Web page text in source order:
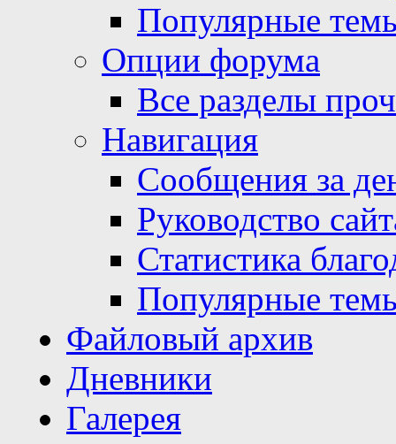
Популярные
Опции форума
Все разделы
Навигация
Сообщения за
Руководство
Статистика
Популярные
Файловый архив
Дневники
Галерея